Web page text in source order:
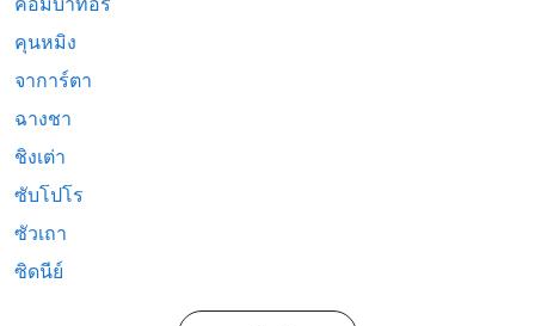
คุนหมิง
จาการ์ตา
ฉางชา
ชิงเต่า
ซับโปโร
ซัวเถา
ซิดนีย์